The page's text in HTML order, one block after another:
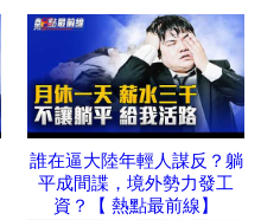
誰在逼大陸年輕人謀反？躺
平成間諜，境外勢力發工
資？【 熱點最前線】